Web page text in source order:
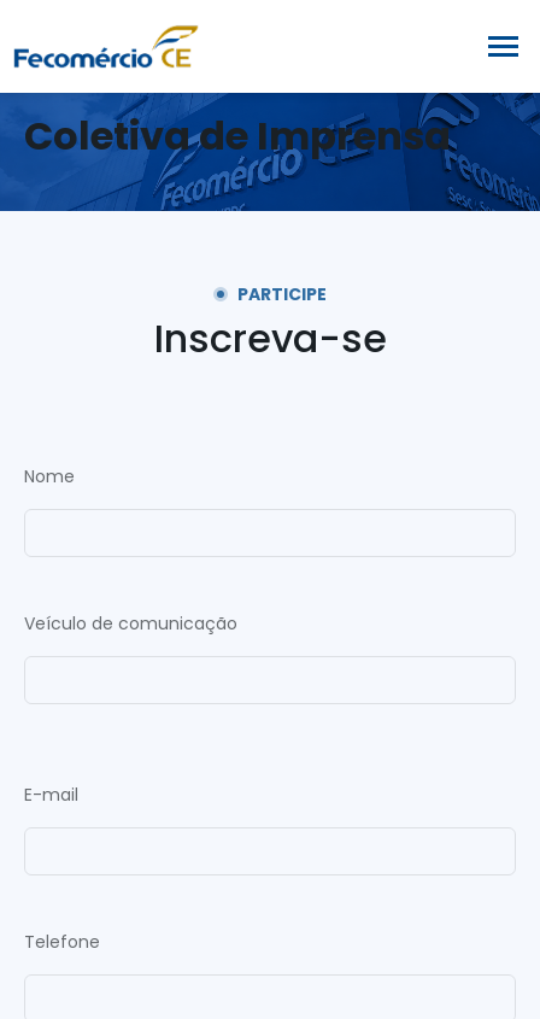
Coletiva de Imprensa
PARTICIPE
Inscreva-se
Nome
Veículo de comunicação
E-mail
Telefone